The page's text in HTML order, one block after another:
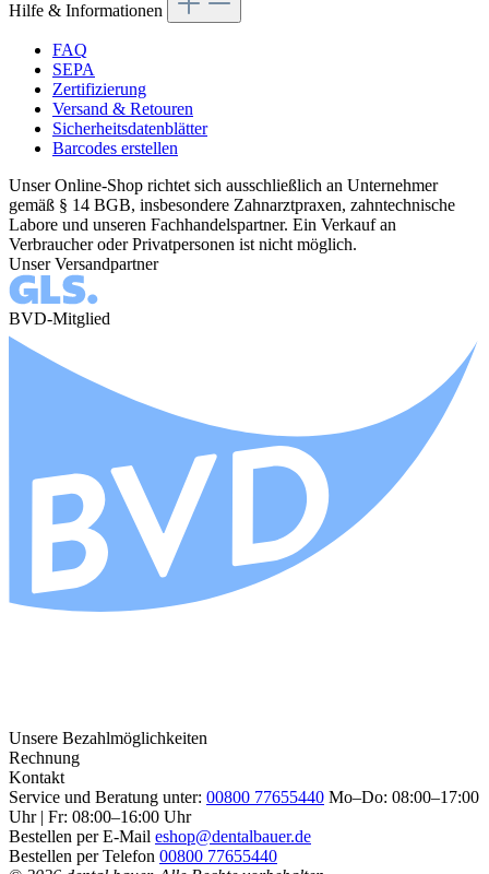
Hilfe & Informationen
FAQ
SEPA
Zertifizierung
Versand & Retouren
Sicherheitsdatenblätter
Barcodes erstellen
Unser Online-Shop richtet sich ausschließlich an Unternehmer
gemäß § 14 BGB, insbesondere Zahnarztpraxen, zahntechnische
Labore und unseren Fachhandelspartner. Ein Verkauf an
Verbraucher oder Privatpersonen ist nicht möglich.
Unser Versandpartner
BVD-Mitglied
Unsere Bezahlmöglichkeiten
Rechnung
Kontakt
Service und Beratung unter: 00800 77655440 Mo–Do: 08:00–17:00
Uhr | Fr: 08:00–16:00 Uhr
Bestellen per E-Mail eshop@dentalbauer.de
Bestellen per Telefon 00800 77655440